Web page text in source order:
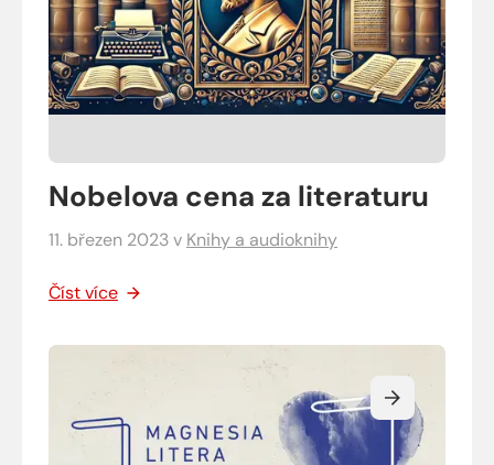
Nobelova cena za literaturu
11. březen 2023v Knihy a audioknihy
Číst více